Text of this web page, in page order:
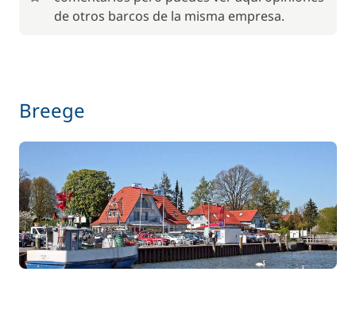
de otros barcos de la misma empresa.
Breege